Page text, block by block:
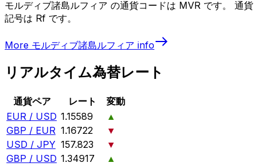
モルディブ諸島ルフィア の通貨コードは MVR です。 通貨
記号は Rf です。
More モルディブ諸島ルフィア info
リアルタイム為替レート
通貨ペア レート
変動
EUR / USD 1.15589
▲
GBP / EUR 1.16722
▼
USD / JPY 157.823
▼
GBP / USD 1.34917
▲